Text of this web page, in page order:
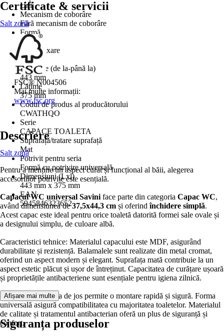
Uni
Mecanism de coborâre
Fără mecanism de coborâre
Formă
Oval
Tip de fixare
De jos
Lungime (de la-până la)
443 mm
Lăţime
375 mm
Codul de produs al producătorului
CWATHQO
Serie
CAPACE TOALETA
Suprafață/tratare suprafață
Mat
Potrivit pentru seria
Formă cu potrivire universală
Dimensiuni (Lxl)
443 mm x 375 mm
EAN
5945846323652
Certificate & servicii
Salt zonă
FSC® N004506
Mai multe informații:
www.fsc.org
Descriere
Salt zonă
Pentru a menține un aspect curat și funcțional al băii, alegerea
accesoriilor potrivite este esențială.
Capacul WC universal Savini face parte din categoria Capac WC,
având dimensiunea de37,5x44,3 cm și oferindînchidere simplă.
Acest capac este ideal pentru orice toaletă datorită formei sale ovale și
a designului simplu, de culoare albă.
Caracteristici tehnice: Materialul capacului este MDF, asigurând
durabilitate și rezistență. Balamalele sunt realizate din metal cromat,
oferind un aspect modern și elegant. Suprafața mată contribuie la un
aspect estetic plăcut și ușor de întreținut. Capacitatea de curățare ușoară
și proprietățile antibacteriene sunt esențiale pentru igiena zilnică.
Avantaje: Instalarea de jos permite o montare rapidă și sigură. Forma
universală asigură compatibilitatea cu majoritatea toaletelor. Materialul
de calitate și tratamentul antibacterian oferă un plus de siguranță și
confort.
Afișare mai multe
Siguranța produselor